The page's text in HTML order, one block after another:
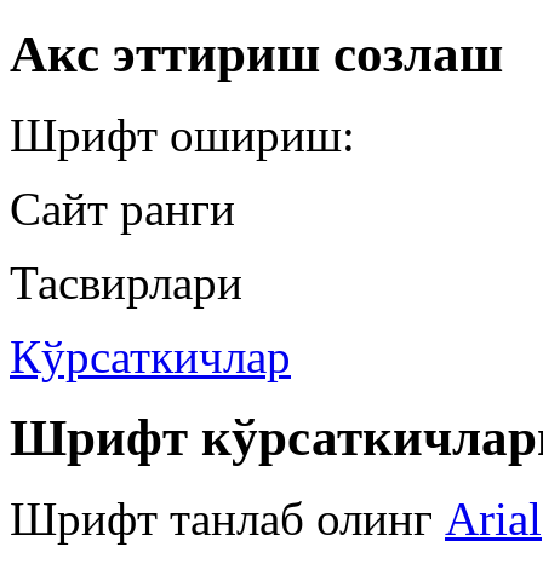
Акс эттириш созлаш
Шрифт ошириш:
Сайт ранги
Тасвирлари
Кўрсаткичлар
Шрифт
Шрифт танлаб олинг Arial